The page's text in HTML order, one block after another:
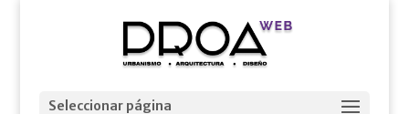
Seleccionar página